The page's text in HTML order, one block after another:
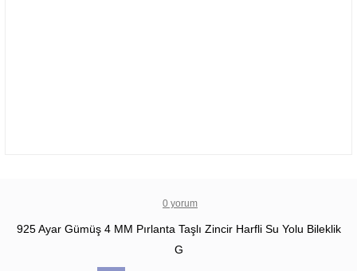
0 yorum
925 Ayar Gümüş 4 MM Pırlanta Taşlı Zincir Harfli Su Yolu Bileklik
G